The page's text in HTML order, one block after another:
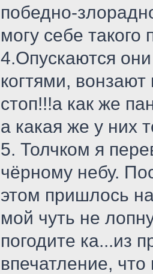
победно-
могу себе такого
4.Опускаются
когтями,
стоп!!!а как же
а какая же у них
5. Толчком я
чёрному небу.
этом пришлось
мой чуть не
погодите ка...из
впечатление,